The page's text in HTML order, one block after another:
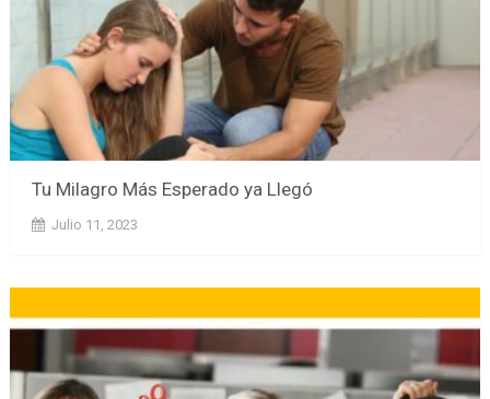
Tu Milagro Más Esperado ya Llegó
Julio 11, 2023